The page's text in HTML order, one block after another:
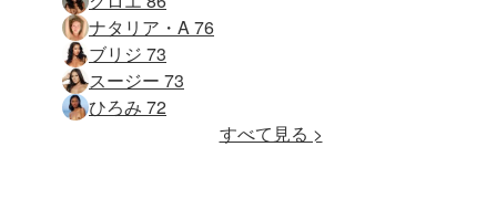
ナタリア・A 76
ブリジ 73
スージー 73
ひろみ 72
すべて見る >